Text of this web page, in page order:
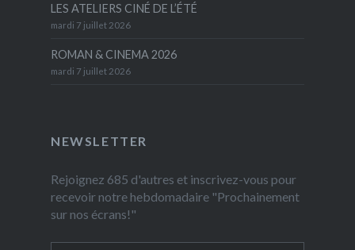
LES ATELIERS CINÉ DE L’ÉTÉ
mardi 7 juillet 2026
ROMAN & CINEMA 2026
mardi 7 juillet 2026
NEWSLETTER
Rejoignez 685 d'autres et inscrivez-vous pour
recevoir notre hebdomadaire "Prochainement
sur nos écrans!"